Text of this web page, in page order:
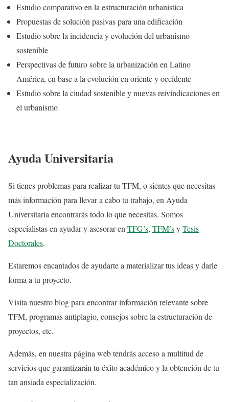
Estudio comparativo en la estructuración urbanística
Propuestas de solución pasivas para una edificación
Estudio sobre la incidencia y evolución del urbanismo
sostenible
Perspectivas de futuro sobre la urbanización en Latino
América, en base a la evolución en oriente y occidente
Estudio sobre la ciudad sostenible y nuevas reivindicaciones en
el urbanismo
Ayuda Universitaria
Si tienes problemas para realizar tu TFM, o sientes que necesitas
más información para llevar a cabo tu trabajo, en Ayuda
Universitaria encontrarás todo lo que necesitas. Somos
especialistas en ayudar y asesorar enTFG’s, TFM’syTesis
Doctorales.
Estaremos encantados de ayudarte a materializar tus ideas y darle
forma a tu proyecto.
Visita nuestro blog para encontrar información relevante sobre
TFM, programas antiplagio, consejos sobre la estructuración de
proyectos, etc.
Además, en nuestra página web tendrás acceso a multitud de
servicios que garantizarán tu éxito académico y la obtención de tu
tan ansiada especialización.